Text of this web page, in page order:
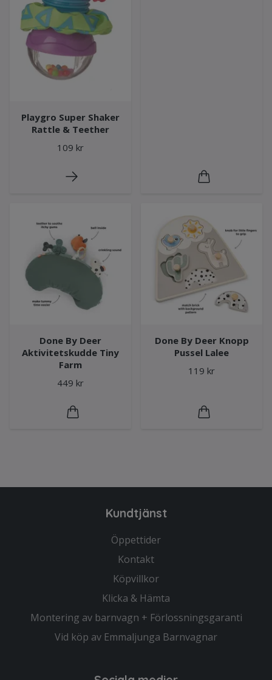
Playgro Super Shaker
Rattle & Teether
109 kr
Done By Deer
Aktivitetskudde Tiny
Farm
449 kr
Done By Deer Knopp
Pussel Lalee
119 kr
Kundtjänst
Öppettider
Kontakt
Köpvillkor
Klicka & Hämta
Montering av barnvagn + Förlossningsgaranti
Vid köp av Emmaljunga Barnvagnar